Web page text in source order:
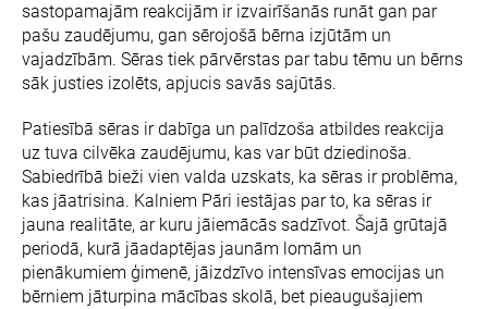
sastopamajām reakcijām ir izvairīšanās runāt gan par
pašu zaudējumu, gan sērojošā bērna izjūtām un
vajadzībām. Sēras tiek pārvērstas par tabu tēmu un bērns
sāk justies izolēts, apjucis savās sajūtās.
Patiesībā sēras ir dabīga un palīdzoša atbildes reakcija
uz tuva cilvēka zaudējumu, kas var būt dziedinoša.
Sabiedrībā bieži vien valda uzskats, ka sēras ir problēma,
kas jāatrisina. Kalniem Pāri iestājas par to, ka sēras ir
jauna realitāte, ar kuru jāiemācās sadzīvot. Šajā grūtajā
periodā, kurā jāadaptējas jaunām lomām un
pienākumiem ģimenē, jāizdzīvo intensīvas emocijas un
bērniem jāturpina mācības skolā, bet pieaugušajiem